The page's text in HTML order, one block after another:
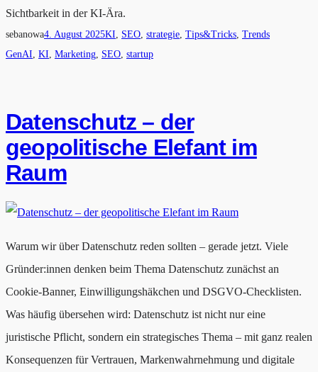
Sichtbarkeit in der KI-Ära.
sebanowa4. August 2025KI, SEO, strategie, Tips&Tricks, Trends
GenAI, KI, Marketing, SEO, startup
Datenschutz – der
geopolitische Elefant im
Raum
Warum wir über Datenschutz reden sollten – gerade jetzt. Viele
Gründer:innen denken beim Thema Datenschutz zunächst an
Cookie-Banner, Einwilligungshäkchen und DSGVO-Checklisten.
Was häufig übersehen wird: Datenschutz ist nicht nur eine
juristische Pflicht, sondern ein strategisches Thema – mit ganz realen
Konsequenzen für Vertrauen, Markenwahrnehmung und digitale